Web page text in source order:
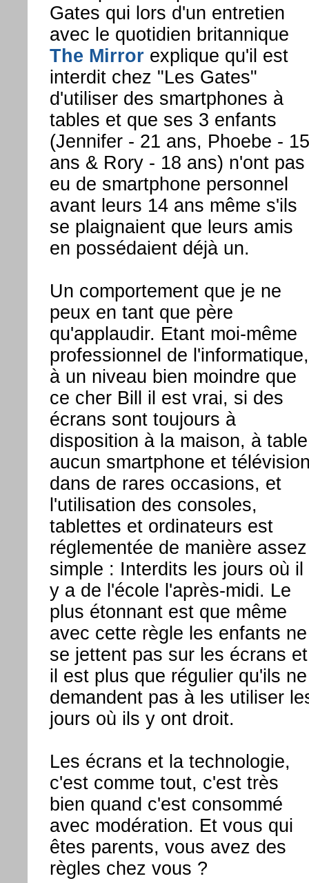
Gates qui lors d'un entretien
avec le quotidien britannique
The Mirror explique qu'il est
interdit chez "Les Gates"
d'utiliser des smartphones à
tables et que ses 3 enfants
(Jennifer - 21 ans, Phoebe - 15
ans & Rory - 18 ans) n'ont pas
eu de smartphone personnel
avant leurs 14 ans même s'ils
se plaignaient que leurs amis
en possédaient déjà un.
Un comportement que je ne
peux en tant que père
qu'applaudir. Etant moi-même
professionnel de l'informatique,
à un niveau bien moindre que
ce cher Bill il est vrai, si des
écrans sont toujours à
disposition à la maison, à table
aucun smartphone et
dans de rares occasions, et
l'utilisation des consoles,
tablettes et ordinateurs est
réglementée de manière assez
simple : Interdits les jours où il
y a de l'école l'après-midi. Le
plus étonnant est que même
avec cette règle les enfants ne
se jettent pas sur les écrans et
il est plus que régulier qu'ils ne
demandent pas à les utiliser
jours où ils y ont droit.
Les écrans et la technologie,
c'est comme tout, c'est très
bien quand c'est consommé
avec modération. Et vous qui
êtes parents, vous avez des
règles chez vous ?